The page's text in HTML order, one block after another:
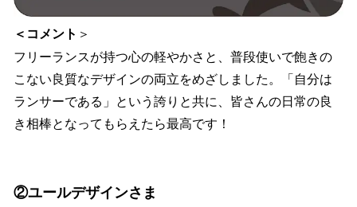
＜コメント ＞
フリーランスが持つ心の軽やかさと、普段使いで飽きの
こない良質なデザインの両立をめざしました。「自分は
ランサーである」という誇りと共に、皆さんの日常の良
き相棒となってもらえたら最高です！
②ユールデザインさま